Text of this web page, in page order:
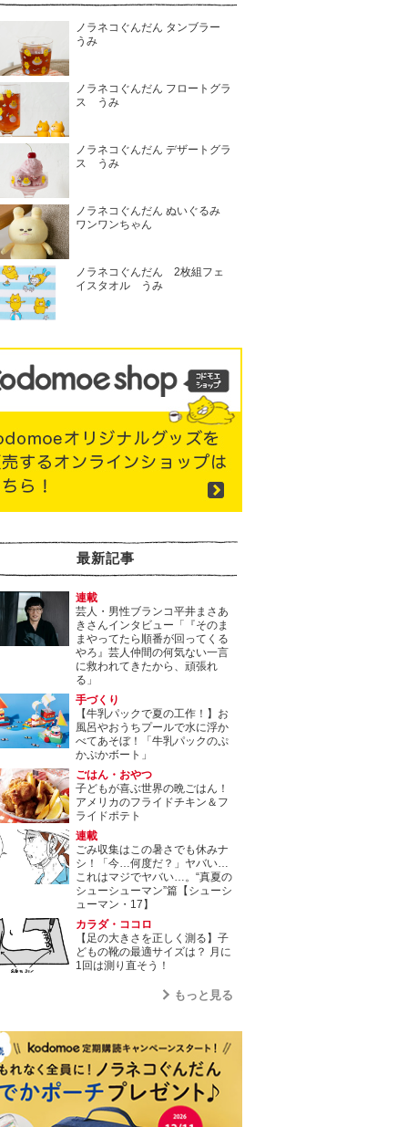
ノラネコぐんだん タンブラー
うみ
ノラネコぐんだん フロートグラ
ス うみ
ノラネコぐんだん デザートグラ
ス うみ
ノラネコぐんだん ぬいぐるみ
ワンワンちゃん
ノラネコぐんだん 2枚組フェ
イスタオル うみ
最新記事
連載
芸人・男性ブランコ平井まさあ
きさんインタビュー「『そのま
まやってたら順番が回ってくる
やろ』芸人仲間の何気ない一言
に救われてきたから、頑張れ
る」
手づくり
【牛乳パックで夏の工作！】お
風呂やおうちプールで水に浮か
べてあそぼ！「牛乳パックのぷ
かぷかボート」
ごはん・おやつ
子どもが喜ぶ世界の晩ごはん！
アメリカのフライドチキン＆フ
ライドポテト
連載
ごみ収集はこの暑さでも休みナ
シ！「今…何度だ？」ヤバい…
これはマジでヤバい…。“真夏の
シューシューマン”篇【シューシ
ューマン・17】
カラダ・ココロ
【足の大きさを正しく測る】子
どもの靴の最適サイズは？ 月に
1回は測り直そう！
もっと見る